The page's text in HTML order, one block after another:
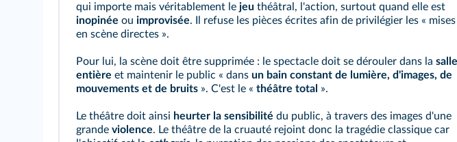
qui importe mais véritablement le jeu théâtral, l'action, surtout quand elle est
inopinée ou improvisée. Il refuse les pièces écrites afin de privilégier les « mises
en scène directes ».
Pour lui, la scène doit être supprimée : le spectacle doit se dérouler dans la salle
entière et maintenir le public « dans un bain constant de lumière, d'images, de
mouvements et de bruits ». C'est le « théâtre total ».
Le théâtre doit ainsi heurter la sensibilité du public, à travers des images d'une
grande violence. Le théâtre de la cruauté rejoint donc la tragédie classique car